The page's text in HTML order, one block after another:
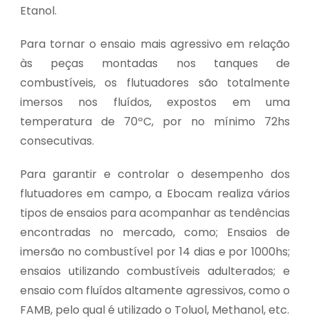
Etanol.
Para tornar o ensaio mais agressivo em relação
às peças montadas nos tanques de
combustíveis, os flutuadores são totalmente
imersos nos fluídos, expostos em uma
temperatura de 70ºC, por no mínimo 72hs
consecutivas.
Para garantir e controlar o desempenho dos
flutuadores em campo, a Ebocam realiza vários
tipos de ensaios para acompanhar as tendências
encontradas no mercado, como; Ensaios de
imersão no combustível por 14 dias e por 1000hs;
ensaios utilizando combustíveis adulterados; e
ensaio com fluídos altamente agressivos, como o
FAMB, pelo qual é utilizado o Toluol, Methanol, etc.